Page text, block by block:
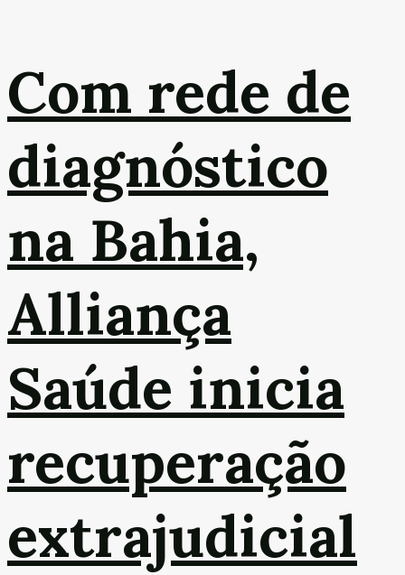
Com rede de
diagnóstico
na Bahia,
Alliança
Saúde inicia
recuperação
extrajudicial